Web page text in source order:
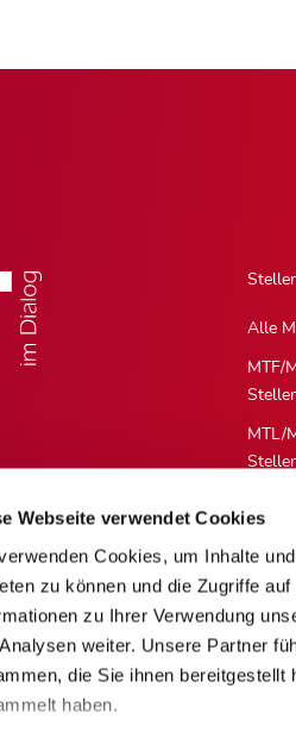
Webseite verwendet Cookies
Cookies, um Inhalte
zu können und die Zugriffe
zu Ihrer Verwendung
weiter. Unsere Partner
die Sie ihnen bereitgestellt
haben.
Alle
MTF/
MTL/
MTV/